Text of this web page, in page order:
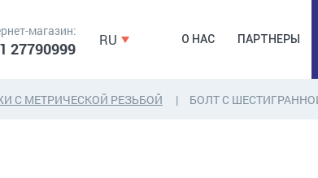
магазин:
27790999 RU О НАС ПАРТНЕРЫ
С МЕТРИЧЕСКОЙ РЕЗЬБОЙ БОЛТ С